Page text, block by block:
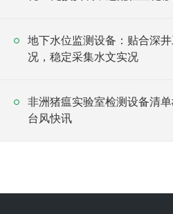
地下水位监测设备：贴合深井
况，稳定采集水文实况
非洲猪瘟实验室检测设备清
台风快讯